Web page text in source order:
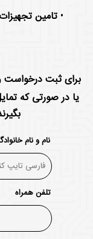
•تامین
برای ثبت درخواست
یا در صورتی که
نام و نام
تلفن همراه